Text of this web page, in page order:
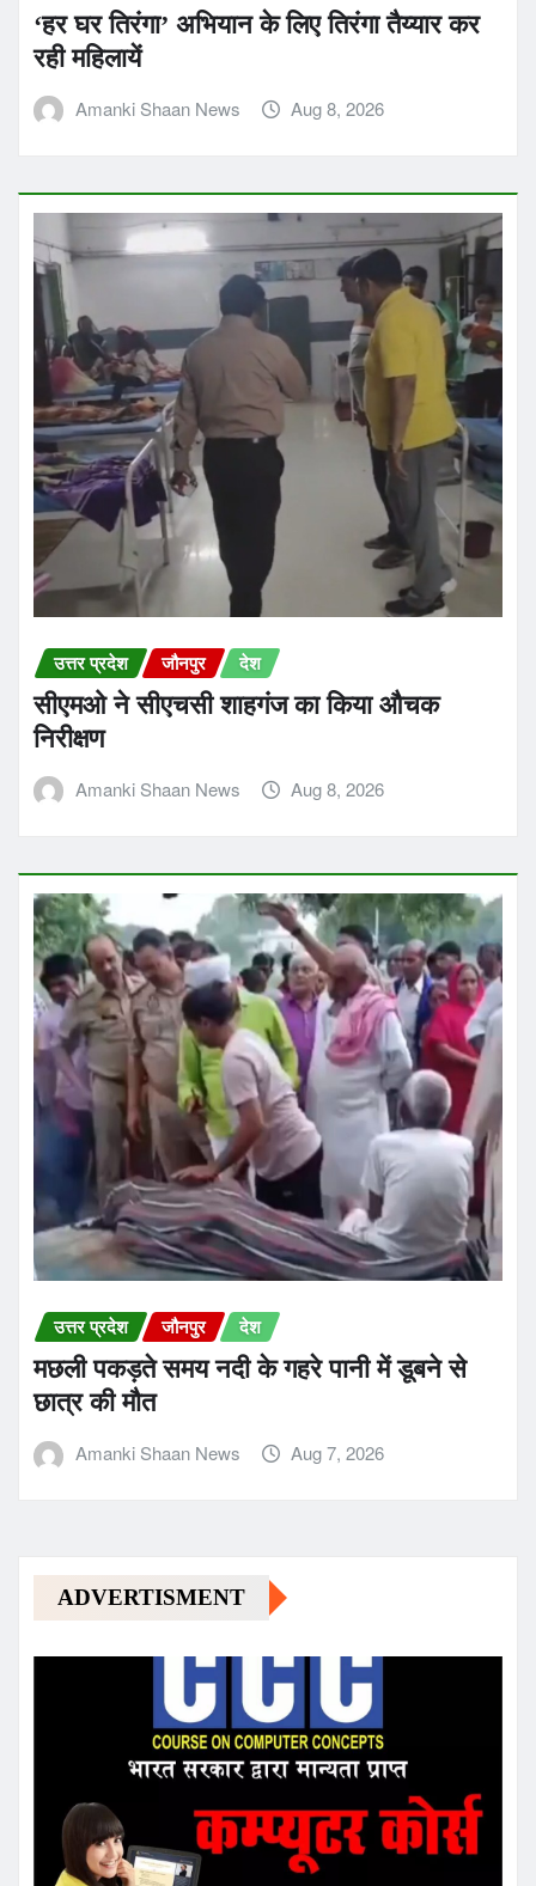
‘हर घर तिरंगा’ अभियान के लिए तिरंगा तैय्यार कर
रही महिलायें
Amanki Shaan News Aug 8, 2026
उत्तर प्रदेश जौनपुर देश
सीएमओ ने सीएचसी शाहगंज का किया औचक
निरीक्षण
Amanki Shaan News Aug 8, 2026
उत्तर प्रदेश जौनपुर देश
मछली पकड़ते समय नदी के गहरे पानी में डूबने से
छात्र की मौत
Amanki Shaan News Aug 7, 2026
ADVERTISMENT